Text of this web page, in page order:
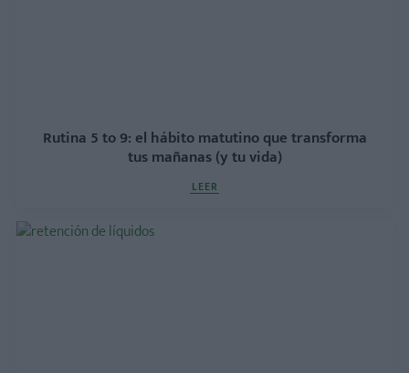
Rutina 5 to 9: el hábito matutino que transforma
tus mañanas (y tu vida)
LEER